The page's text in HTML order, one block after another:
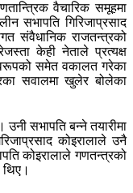
वैचारिक समूहमा
सभापति गिरिजाप्रसाद
संवैधानिक राजतन्त्रको
केही नेताले प्रत्यक्ष
स्वरूपको समेत वकालत गरेका
सवालमा खुलेर बोलेका
सभापति बन्ने तयारीमा
कोइरालाले उनै
कोइरालाले गणतन्त्रको